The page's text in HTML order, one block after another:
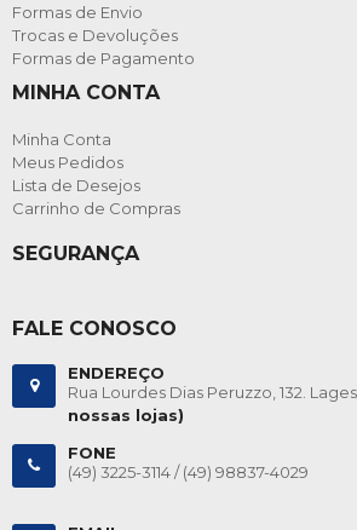
Formas de Envio
Trocas e Devoluções
Formas de Pagamento
MINHA CONTA
Minha Conta
Meus Pedidos
Lista de Desejos
Carrinho de Compras
SEGURANÇA
FALE CONOSCO
ENDEREÇO
Rua Lourdes Dias Peruzzo, 132.
nossas lojas)
FONE
(49) 3225-3114 /(49) 98837-4029